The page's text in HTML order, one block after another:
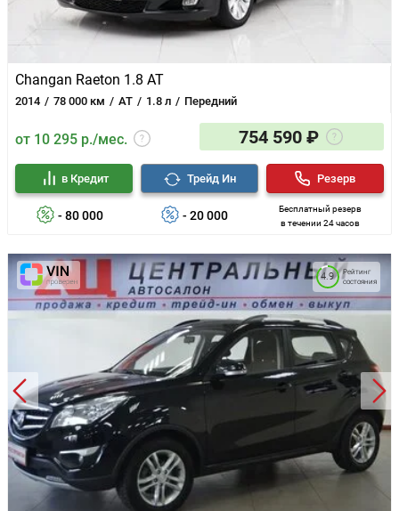
Changan Raeton 1.8 AT
2014 78 000 км AT 1.8 л Передний
от 10 295 р./мес. 754 590 ₽
- 80 000
в Кредит
- 20 000
Трейд Ин
Бесплатный резерв
в течении 24 часов
Резерв
Рейтинг
состояния
4.9